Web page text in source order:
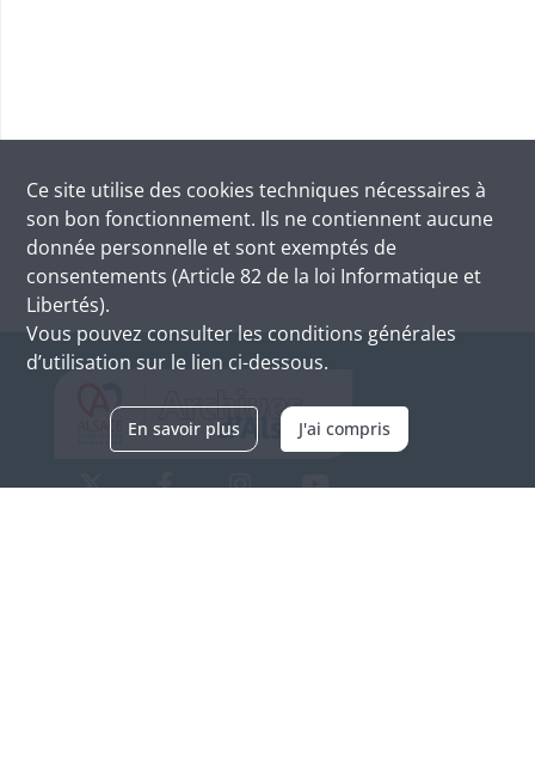
Ce site utilise des cookies techniques nécessaires à
son bon fonctionnement. Ils ne contiennent aucune
donnée personnelle et sont exemptés de
consentements (Article 82 de la loi Informatique et
Libertés).
Vous pouvez consulter les conditions générales
d’utilisation sur le lien ci-dessous.
En savoir plus J'ai compris